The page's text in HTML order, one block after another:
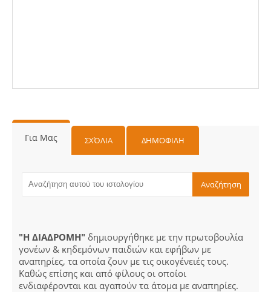
Για Μας ΣΧΌΛΙΑ ΔΗΜΟΦΙΛΗ
"Η ΔΙΑΔΡΟΜΗ" δημιουργήθηκε με την πρωτοβουλία
γονέων & κηδεμόνων παιδιών και εφήβων με
αναπηρίες, τα οποία ζουν με τις οικογένειές τους.
Καθώς επίσης και από φίλους οι οποίοι
ενδιαφέρονται και αγαπούν τα άτομα με αναπηρίες.